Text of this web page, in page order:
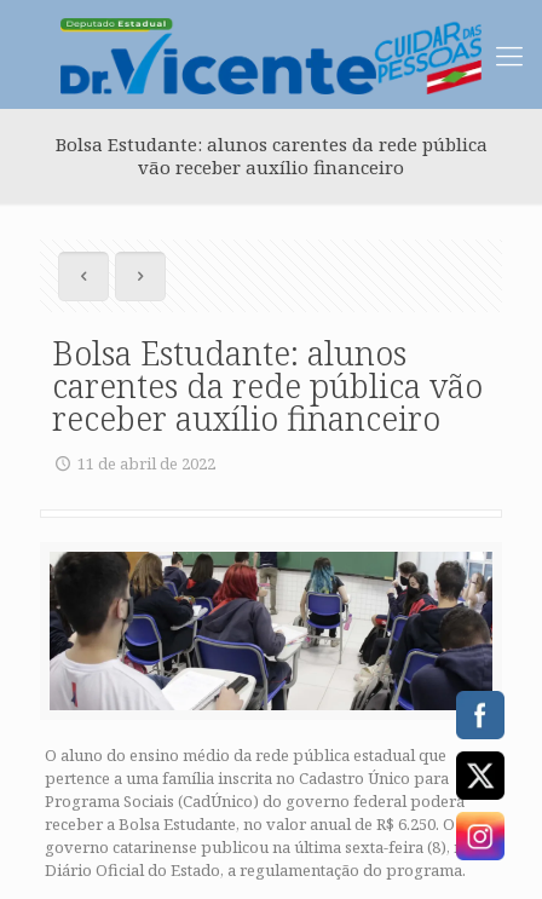
Bolsa Estudante: alunos carentes da rede pública
vão receber auxílio financeiro
Bolsa Estudante: alunos
carentes da rede pública vão
receber auxílio financeiro
11 de abril de 2022
O aluno do ensino médio da rede pública estadual que
pertence a uma família inscrita no Cadastro Único para
Programa Sociais (CadÚnico) do governo federal poderá
receber a Bolsa Estudante, no valor anual de R$ 6.250. O
governo catarinense publicou na última sexta-feira (8), no
Diário Oficial do Estado, a regulamentação do programa.